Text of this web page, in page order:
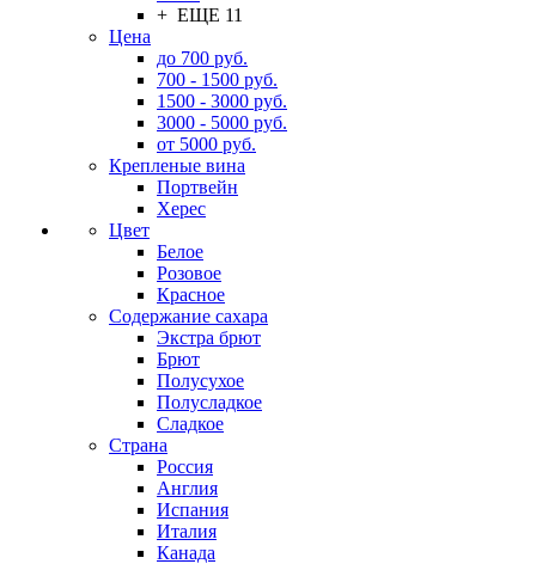
+ ЕЩЕ 11
Цена
до 700 руб.
700 - 1500 руб.
1500 - 3000 руб.
3000 - 5000 руб.
от 5000 руб.
Крепленые вина
Портвейн
Херес
Цвет
Белое
Розовое
Красное
Содержание сахара
Экстра брют
Брют
Полусухое
Полусладкое
Сладкое
Страна
Россия
Англия
Испания
Италия
Канада